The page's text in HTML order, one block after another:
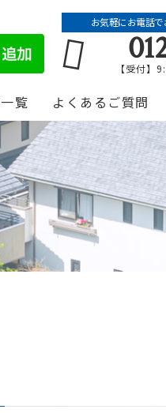
お気軽にお電話で
【受付】
覧 よくあるご質問